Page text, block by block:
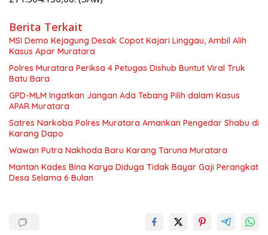
Berita Terkait
MSI Demo Kejagung Desak Copot Kajari Linggau, Ambil Alih
Kasus Apar Muratara
Polres Muratara Periksa 4 Petugas Dishub Buntut Viral Truk
Batu Bara
GPD-MLM Ingatkan Jangan Ada Tebang Pilih dalam Kasus
APAR Muratara
Satres Narkoba Polres Muratara Amankan Pengedar Shabu di
Karang Dapo
Wawan Putra Nakhoda Baru Karang Taruna Muratara
Mantan Kades Bina Karya Diduga Tidak Bayar Gaji Perangkat
Desa Selama 6 Bulan